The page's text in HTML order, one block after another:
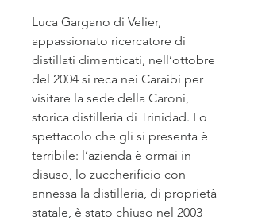
Luca Gargano di Velier,
appassionato ricercatore di
distillati dimenticati, nell’ottobre
del 2004 si reca nei Caraibi per
visitare la sede della Caroni,
storica distilleria di Trinidad. Lo
spettacolo che gli si presenta è
terribile: l’azienda è ormai in
disuso, lo zuccherificio con
annessa la distilleria, di proprietà
statale, è stato chiuso nel 2003